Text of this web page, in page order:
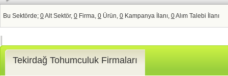
Bu Sektörde; 0Alt Sektör, 0 Firma, 0 Ürün, 0 Kampanya İlanı, 0Alım Talebi İlanı
Tekirdağ Tohumculuk Firmaları